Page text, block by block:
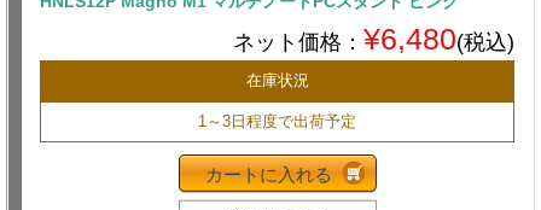
ネット価格： ¥6,480(税込)
在庫状況
1～3日程度で出荷予定
カートに入れる